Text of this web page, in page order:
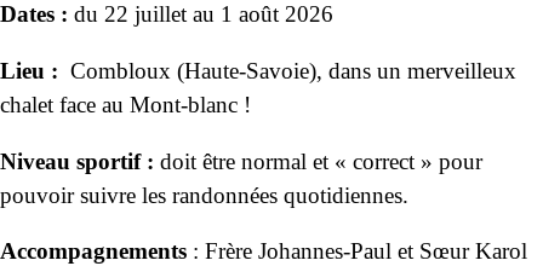
Dates : du 22 juillet au 1 août 2026
Lieu : Combloux (Haute-Savoie), dans un merveilleux
chalet face au Mont-blanc !
Niveau sportif : doit être normal et « correct » pour
pouvoir suivre les randonnées quotidiennes.
Accompagnements : Frère Johannes-Paul et Sœur Karol